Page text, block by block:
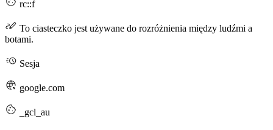
rc::f
To ciasteczko jest używane do rozróżnienia między ludźmi a
botami.
Sesja
google.com
_gcl_au